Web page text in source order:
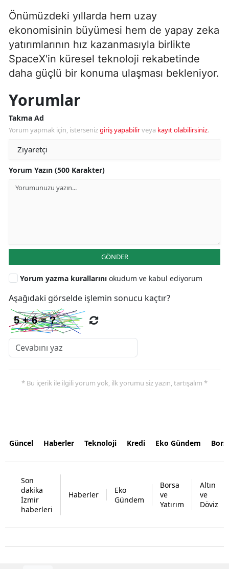
Önümüzdeki yıllarda hem uzay
ekonomisinin büyümesi hem de yapay zeka
yatırımlarının hız kazanmasıyla birlikte
SpaceX'in küresel teknoloji rekabetinde
daha güçlü bir konuma ulaşması bekleniyor.
Yorumlar
Takma Ad
Yorum yapmak için, istersenizgiriş yapabilirveya kayıt olabilirsiniz.
Yorum Yazın (500 Karakter)
GÖNDER
Yorum yazma kurallarını okudum ve kabul ediyorum
Aşağıdaki görselde işlemin sonucu kaçtır?
* Bu içerik ile ilgili yorum yok, ilk yorumu siz yazın, tartışalım *
Güncel Haberler Teknoloji Kredi Eko Gündem
Son
dakika
İzmir
haberleri
Haberler
Eko
Gündem
Borsa
ve
Yatırım
Altın
ve
Döviz